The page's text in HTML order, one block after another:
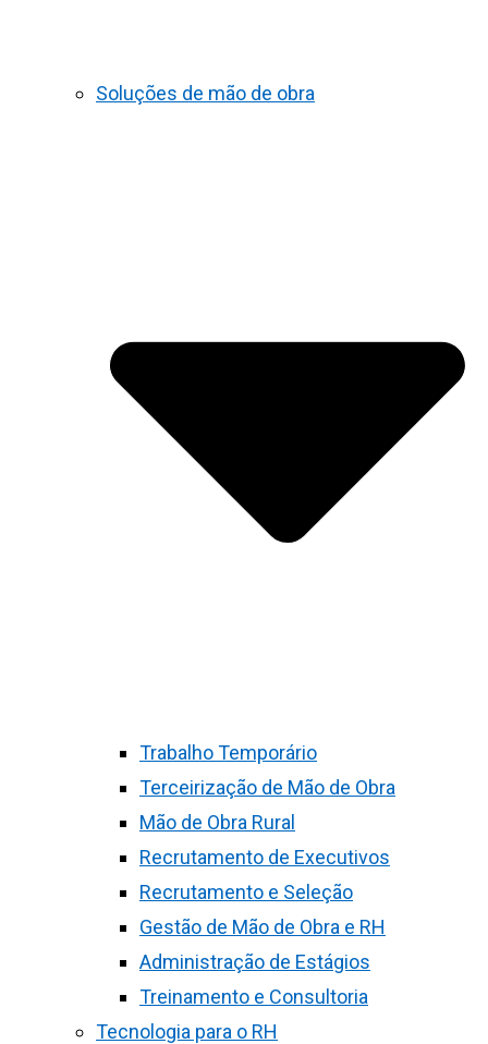
Soluções de mão de obra
Trabalho Temporário
Terceirização de Mão de Obra
Mão de Obra Rural
Recrutamento de Executivos
Recrutamento e Seleção
Gestão de Mão de Obra e RH
Administração de Estágios
Treinamento e Consultoria
Tecnologia para o RH